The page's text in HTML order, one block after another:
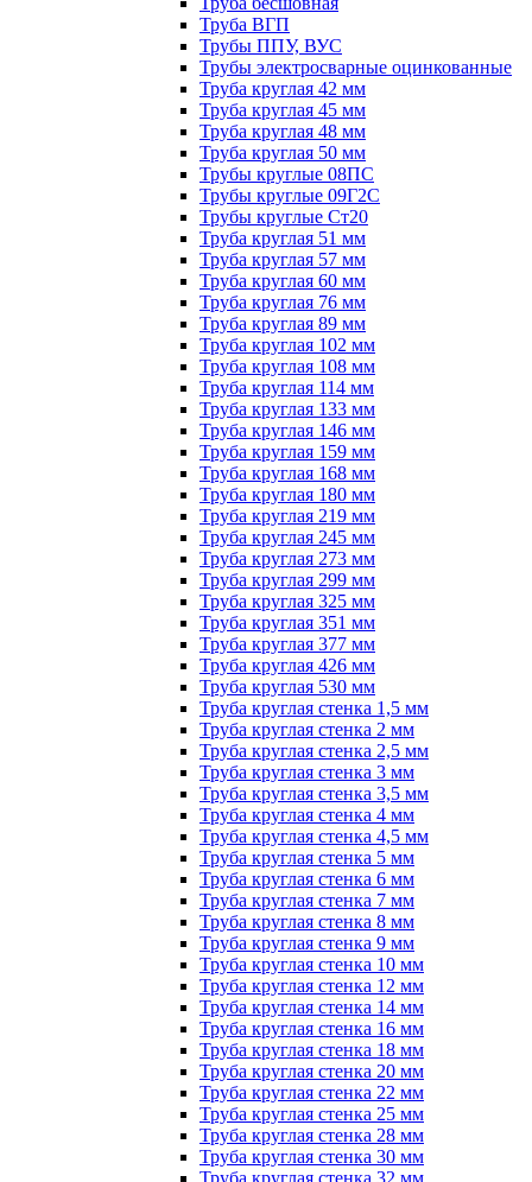
Труба ВГП
Трубы ППУ, ВУС
Трубы электросварные оцинкованные
Труба круглая 42 мм
Труба круглая 45 мм
Труба круглая 48 мм
Труба круглая 50 мм
Трубы круглые 08ПС
Трубы круглые 09Г2С
Трубы круглые Ст20
Труба круглая 51 мм
Труба круглая 57 мм
Труба круглая 60 мм
Труба круглая 76 мм
Труба круглая 89 мм
Труба круглая 102 мм
Труба круглая 108 мм
Труба круглая 114 мм
Труба круглая 133 мм
Труба круглая 146 мм
Труба круглая 159 мм
Труба круглая 168 мм
Труба круглая 180 мм
Труба круглая 219 мм
Труба круглая 245 мм
Труба круглая 273 мм
Труба круглая 299 мм
Труба круглая 325 мм
Труба круглая 351 мм
Труба круглая 377 мм
Труба круглая 426 мм
Труба круглая 530 мм
Труба круглая стенка 1,5 мм
Труба круглая стенка 2 мм
Труба круглая стенка 2,5 мм
Труба круглая стенка 3 мм
Труба круглая стенка 3,5 мм
Труба круглая стенка 4 мм
Труба круглая стенка 4,5 мм
Труба круглая стенка 5 мм
Труба круглая стенка 6 мм
Труба круглая стенка 7 мм
Труба круглая стенка 8 мм
Труба круглая стенка 9 мм
Труба круглая стенка 10 мм
Труба круглая стенка 12 мм
Труба круглая стенка 14 мм
Труба круглая стенка 16 мм
Труба круглая стенка 18 мм
Труба круглая стенка 20 мм
Труба круглая стенка 22 мм
Труба круглая стенка 25 мм
Труба круглая стенка 28 мм
Труба круглая стенка 30 мм
Труба круглая стенка 32 мм